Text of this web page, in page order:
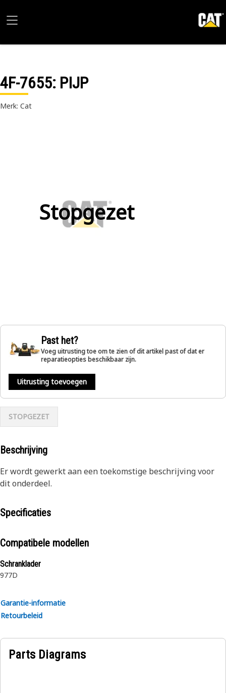
4F-7655: PIJP
Merk: Cat
Stopgezet
Past het?
Voeg uitrusting toe om te zien of dit artikel past of dat er
reparatieopties beschikbaar zijn.
Uitrusting toevoegen
STOPGEZET
Beschrijving
Er wordt gewerkt aan een toekomstige beschrijving voor
dit onderdeel.
Specificaties
Compatibele modellen
Schranklader
977D
Garantie-informatie
Retourbeleid
Parts Diagrams